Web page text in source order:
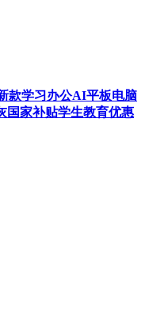
款学习办公AI平板电脑
国家补贴学生教育优惠